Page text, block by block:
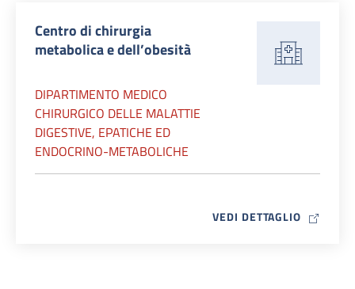
Centro di chirurgia
metabolica e dell’obesità
DIPARTIMENTO MEDICO
CHIRURGICO DELLE MALATTIE
DIGESTIVE, EPATICHE ED
ENDOCRINO-METABOLICHE
VEDI DETTAGLIO MAP ICON